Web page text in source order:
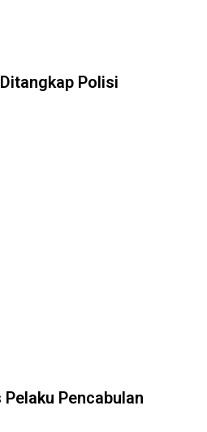
Polisi
Pencabulan